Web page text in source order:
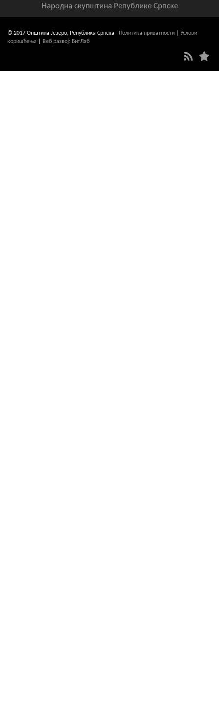
Народна скупштина Републике Српске
© 2017 Општина Језеро, Република Српска Политика приватности
Услови
коришћења
Веб развој: БитЛаб